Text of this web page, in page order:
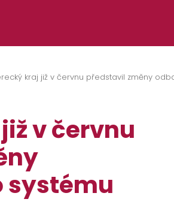
kraj již v červnu představil změny
v červnu
systému